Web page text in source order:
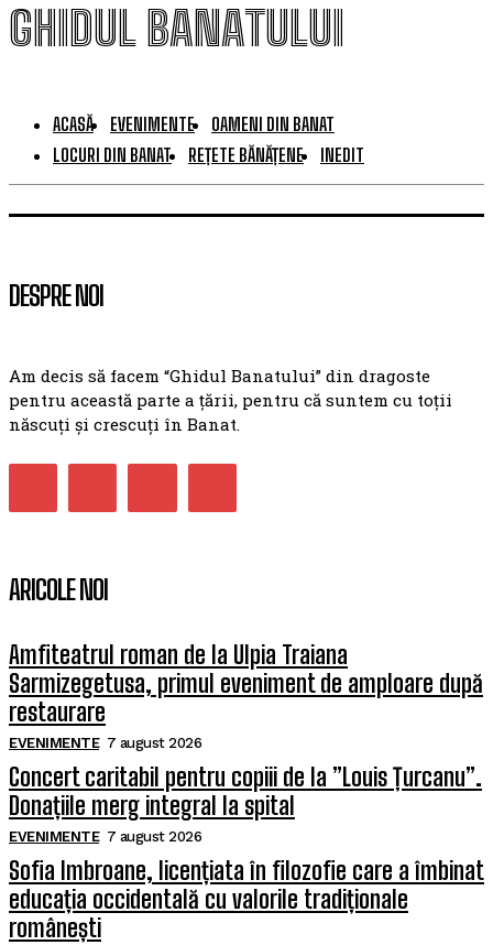
GHIDUL BANATULUI
ACASĂ EVENIMENTE
OAMENI DIN BANAT
LOCURI DIN BANAT
REȚETE BĂNĂȚENE INEDIT
DESPRE NOI
Am decis să facem “Ghidul Banatului” din dragoste
pentru această parte a țării, pentru că suntem cu toții
născuți și crescuți în Banat.
ARICOLE NOI
Amfiteatrul roman de la Ulpia Traiana
Sarmizegetusa, primul eveniment de amploare după
restaurare
EVENIMENTE 7 august 2026
Concert caritabil pentru copiii de la ”Louis Țurcanu”.
Donațiile merg integral la spital
EVENIMENTE 7 august 2026
Sofia Imbroane, licențiata în filozofie care a îmbinat
educația occidentală cu valorile tradiționale
românești